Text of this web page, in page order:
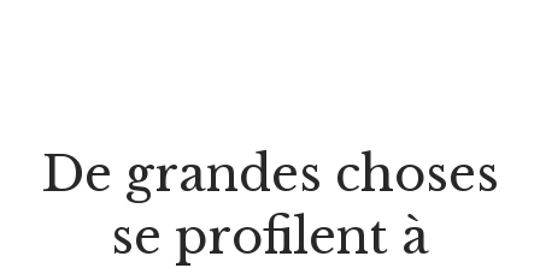
De grandes choses
se profilent à